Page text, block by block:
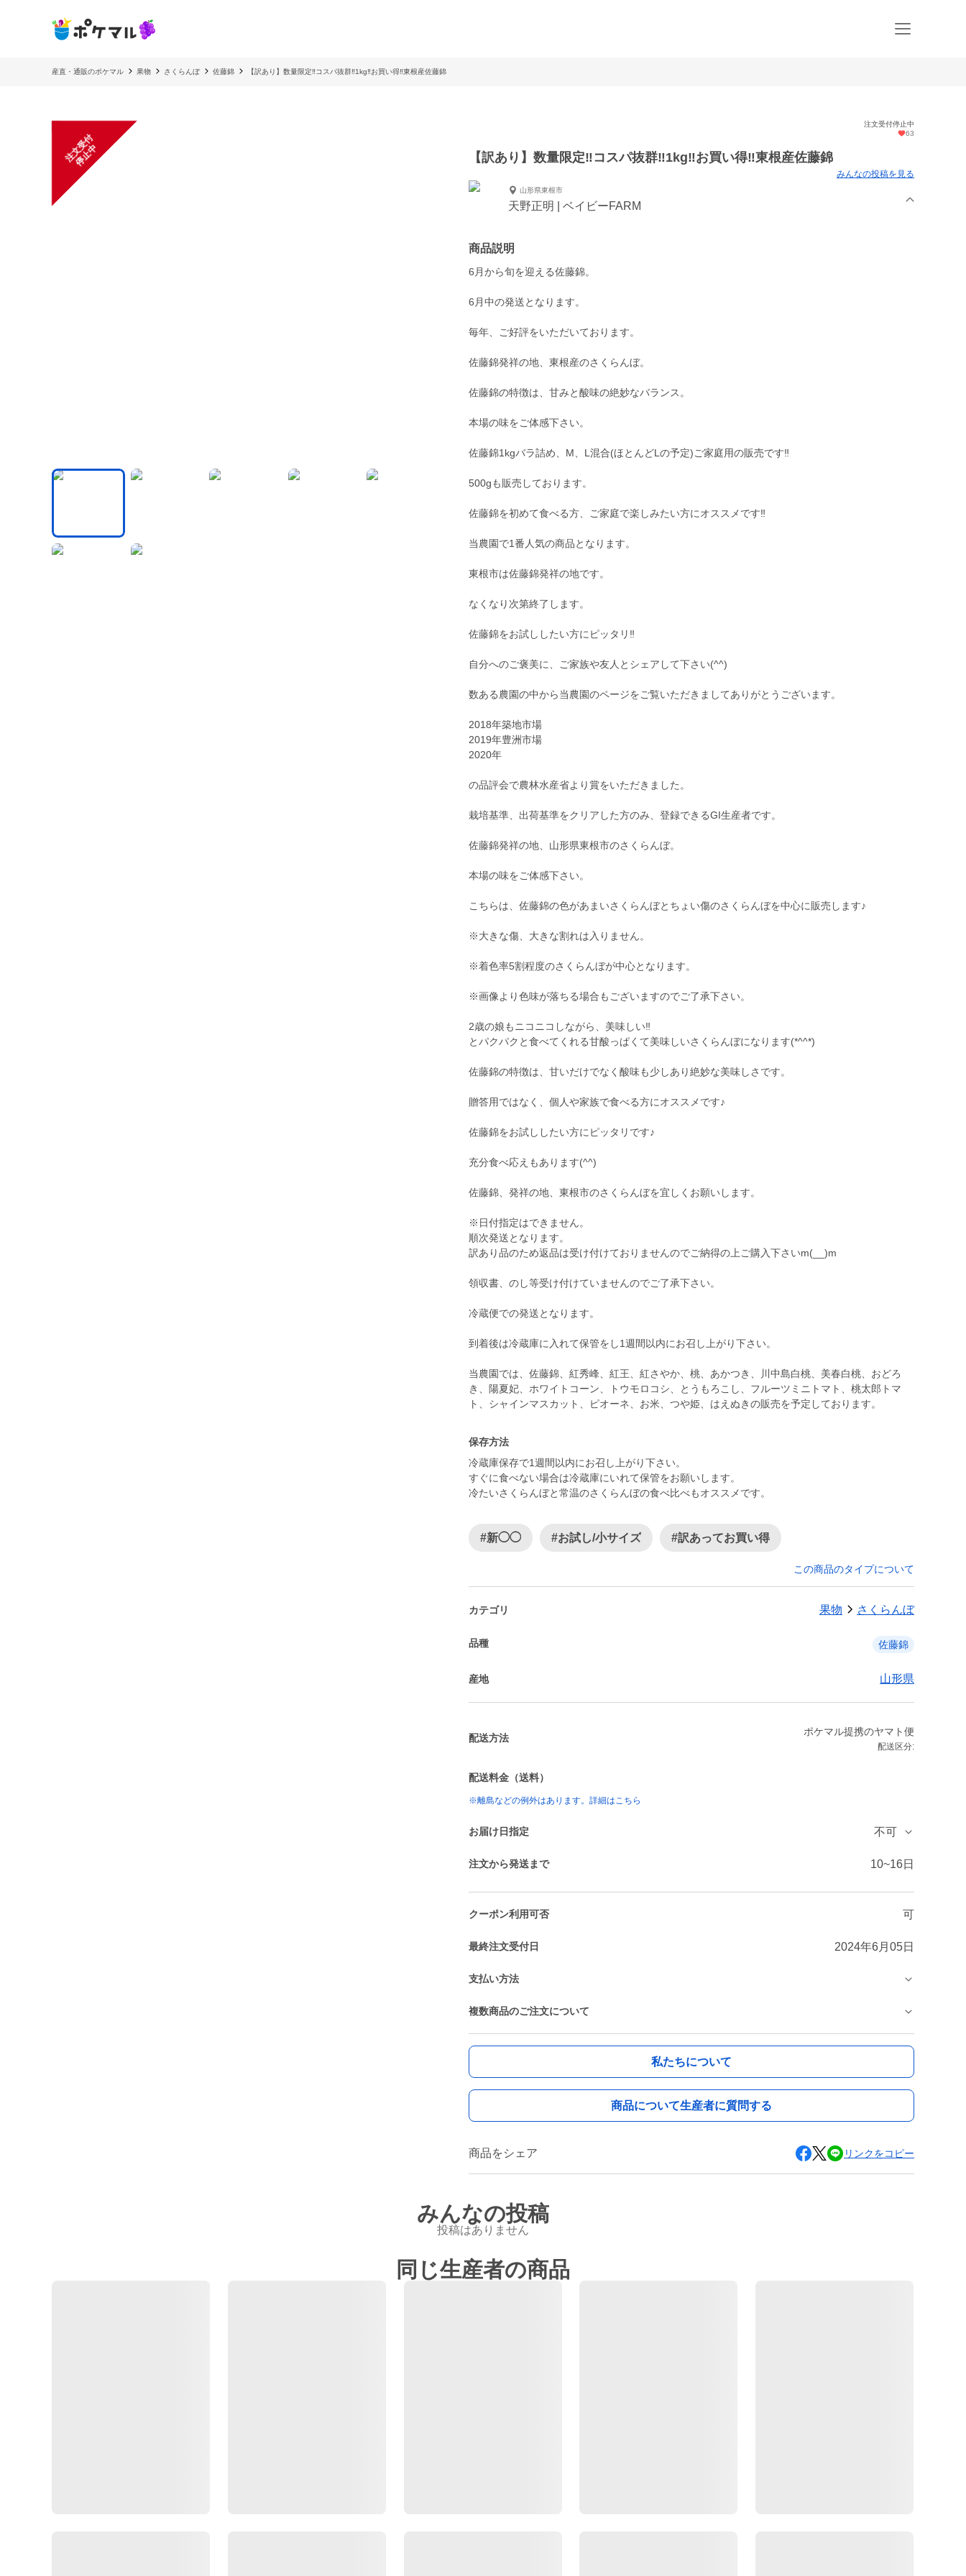
産直・通販のポケマル 果物 さくらんぼ 佐藤錦 【訳あり】数量限定‼︎コスパ抜群‼︎1kg‼︎お買い得‼︎東根産佐藤錦
注
文
受
付
停
止
中
注文受付停止中
63
【訳あり】数量限定‼︎コスパ抜群‼︎1kg‼︎お買い得‼︎東根産佐藤錦
みんなの投稿を見る
山形県東根市
天野正明 | ベイビーFARM
商品説明
6月から旬を迎える佐藤錦。
6月中の発送となります。
毎年、ご好評をいただいております。
佐藤錦発祥の地、東根産のさくらんぼ。
佐藤錦の特徴は、甘みと酸味の絶妙なバランス。
本場の味をご体感下さい。
佐藤錦1kgバラ詰め、M、L混合(ほとんどLの予定)ご家庭用の販売です‼︎
500gも販売しております。
佐藤錦を初めて食べる方、ご家庭で楽しみたい方にオススメです‼︎
当農園で1番人気の商品となります。
東根市は佐藤錦発祥の地です。
なくなり次第終了します。
佐藤錦をお試ししたい方にピッタリ‼︎
自分へのご褒美に、ご家族や友人とシェアして下さい(^^)
数ある農園の中から当農園のページをご覧いただきましてありがとうございます。
2018年築地市場
2019年豊洲市場
2020年
の品評会で農林水産省より賞をいただきました。
栽培基準、出荷基準をクリアした方のみ、登録できるGI生産者です。
佐藤錦発祥の地、山形県東根市のさくらんぼ。
本場の味をご体感下さい。
こちらは、佐藤錦の色があまいさくらんぼとちょい傷のさくらんぼを中心に販売します♪
※大きな傷、大きな割れは入りません。
※着色率5割程度のさくらんぼが中心となります。
※画像より色味が落ちる場合もございますのでご了承下さい。
2歳の娘もニコニコしながら、美味しい‼︎
とパクパクと食べてくれる甘酸っぱくて美味しいさくらんぼになります(*^^*)
佐藤錦の特徴は、甘いだけでなく酸味も少しあり絶妙な美味しさです。
贈答用ではなく、個人や家族で食べる方にオススメです♪
佐藤錦をお試ししたい方にピッタリです♪
充分食べ応えもあります(^^)
佐藤錦、発祥の地、東根市のさくらんぼを宜しくお願いします。
※日付指定はできません。
順次発送となります。
訳あり品のため返品は受け付けておりませんのでご納得の上ご購入下さいm(__)m
領収書、のし等受け付けていませんのでご了承下さい。
冷蔵便での発送となります。
到着後は冷蔵庫に入れて保管をし1週間以内にお召し上がり下さい。
当農園では、佐藤錦、紅秀峰、紅王、紅さやか、桃、あかつき、川中島白桃、美春白桃、おどろ
き、陽夏妃、ホワイトコーン、トウモロコシ、とうもろこし、フルーツミニトマト、桃太郎トマ
保存方法
冷蔵庫保存で1週間以内にお召し上がり下さい。
すぐに食べない場合は冷蔵庫にいれて保管をお願いします。
冷たいさくらんぼと常温のさくらんぼの食べ比べもオススメです。
#新◯◯ #お試し/小サイズ #訳あってお買い得
この商品のタイプについて
カテゴリ 果物 さくらんぼ
品種 佐藤錦
産地 山形県
配送方法
ポケマル提携のヤマト便
配送区分:
配送料金（送料）
※離島などの例外はあります。詳細はこちら
お届け日指定 不可
注文から発送まで 10~16日
クーポン利用可否 可
最終注文受付日 2024年6月05日
支払い方法
複数商品のご注文について
私たちについて
商品について生産者に質問する
商品をシェア リンクをコピー
みんなの投稿
投稿はありません
同じ生産者の商品